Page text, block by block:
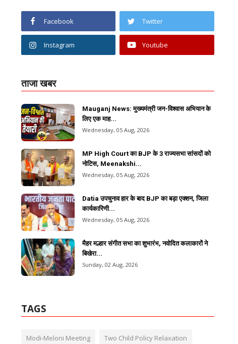
Facebook Twitter
Instagram Youtube
ताजा खबर
Mauganj News: मुख्यमंत्री जन-विश्वास अभियान के
लिए एक माह...
Wednesday, 05 Aug, 2026
MP High Court का BJP के 3 राज्यसभा सांसदों को
नोटिस, Meenakshi...
Wednesday, 05 Aug, 2026
Datia उपचुनाव हार के बाद BJP का बड़ा एक्शन, जिला
कार्यकारिणी...
Wednesday, 05 Aug, 2026
मैहर मल्हार संगीत सभा का शुभारंभ, नवोदित कलाकारों ने
बिखेरा...
Sunday, 02 Aug, 2026
TAGS
Modi-Meloni Meeting Two Child Policy Relaxation